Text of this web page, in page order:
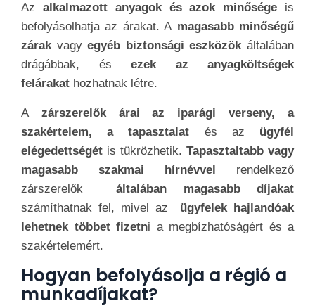
Az alkalmazott anyagok és azok minősége is
befolyásolhatja az árakat. A magasabb minőségű
zárak vagyegyéb biztonsági eszközökáltalában
drágábbak, és ezek az anyagköltségek
felárakat hozhatnak létre.
A zárszerelők árai az iparági verseny, a
szakértelem, a tapasztalat és az ügyfél
elégedettségét is tükrözhetik. Tapasztaltabb vagy
magasabb szakmai hírnévvel
rendelkező
zárszerelők
általában magasabb díjakat
számíthatnak fel, mivel az
ügyfelek hajlandóak
lehetnek többet fizetni a megbízhatóságért és a
szakértelemért.
Hogyan befolyásolja a régió a
munkadíjakat?